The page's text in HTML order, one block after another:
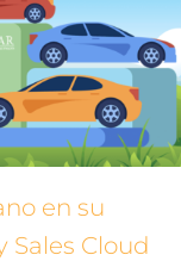
en su
Sales Cloud